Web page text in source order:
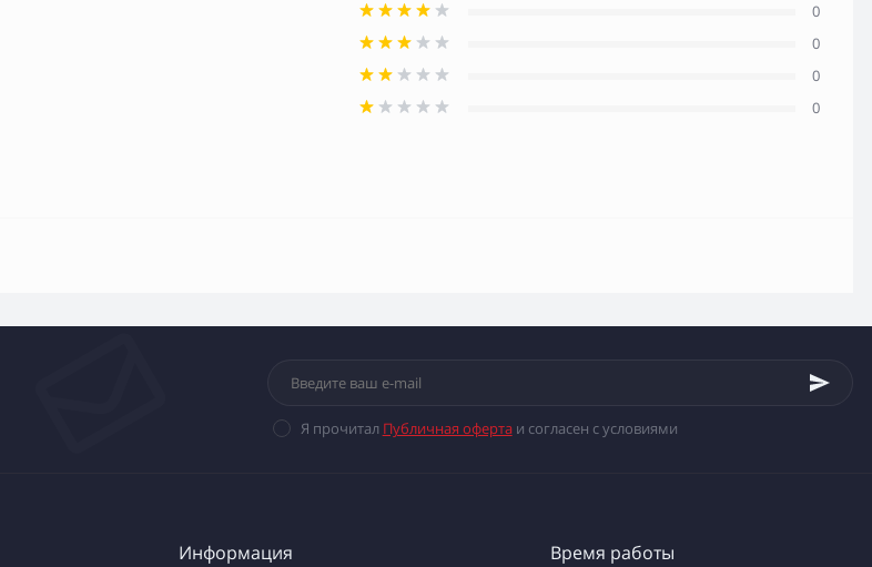
0
0
0
0
Я прочитал Публичная офертаи согласен с условиями
Информация Время работы